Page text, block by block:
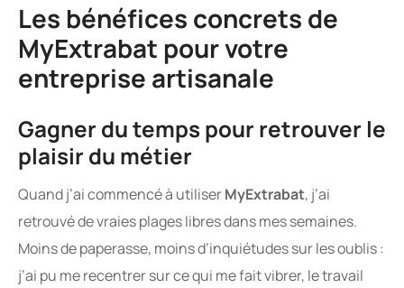
Les bénéfices concrets de
MyExtrabat pour votre
entreprise artisanale
Gagner du temps pour retrouver le
plaisir du métier
Quand j’ai commencé à utiliserMyExtrabat, j’ai
retrouvé de vraies plages libres dans mes semaines.
Moins de paperasse, moins d’inquiétudes sur les oublis :
j’ai pu me recentrer sur ce qui me fait vibrer, le travail